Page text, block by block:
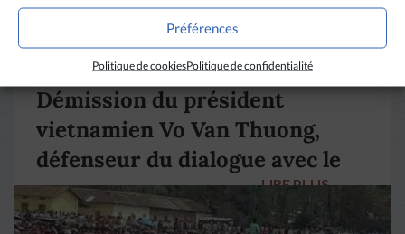
Préférences
Politique de cookiesPolitique de confidentialité
VIETNAM
Démission du président
vietnamien Vo Van Thuong,
défenseur du dialogue avec le
pape François
LIRE PLUS →